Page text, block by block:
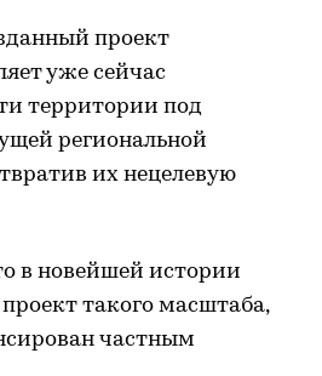
проект
уже сейчас
территории под
региональной
их нецелевую
в новейшей истории
такого масштаба,
частным